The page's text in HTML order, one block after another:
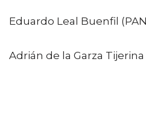
Eduardo Leal Buenfil
Adrián de la Garza Tijerina